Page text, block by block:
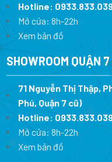
Hotline:
Mở cửa: 8h-22h
Xem bản đồ
SHOWROOM QUẬN 7
71 Nguyễn Thị Thập,
Phú, Quận 7 cũ)
Hotline:
Mở cửa: 8h-22h
Xem bản đồ